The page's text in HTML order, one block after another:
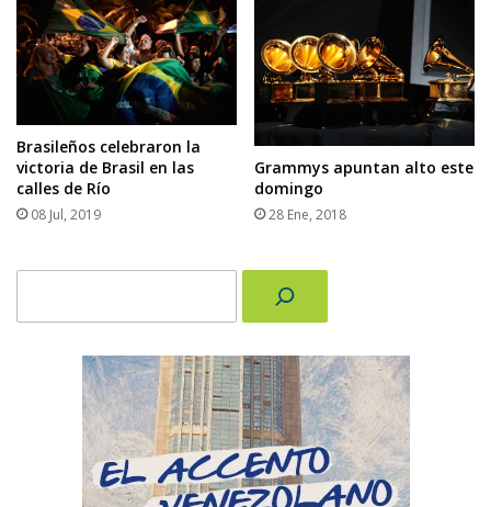
Brasileños celebraron la
victoria de Brasil en las
calles de Río
08 Jul, 2019
Grammys apuntan alto este
domingo
28 Ene, 2018